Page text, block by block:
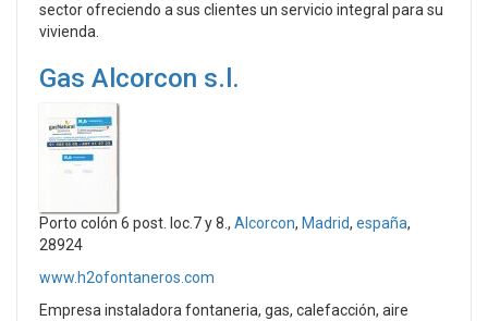
sector ofreciendo a sus clientes un servicio integral para su
vivienda.
Gas Alcorcon s.l.
Porto colón 6 post. loc.7 y 8., Alcorcon, Madrid, españa,
28924
www.h2ofontaneros.com
Empresa instaladora fontaneria, gas, calefacción, aire